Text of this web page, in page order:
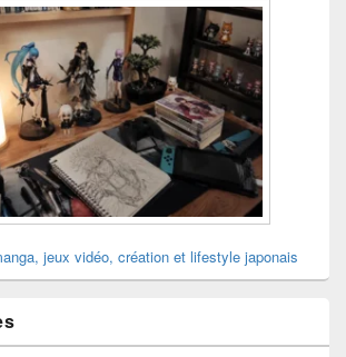
jeux vidéo, création et lifestyle japonais